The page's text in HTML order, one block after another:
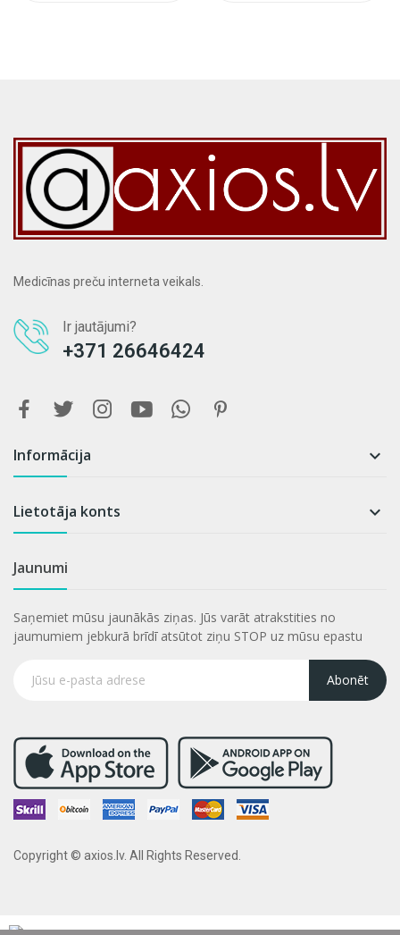
Medicīnas preču interneta veikals.
Ir jautājumi?
+371 26646424
Informācija 
Lietotāja konts 
Jaunumi
Saņemiet mūsu jaunākās ziņas. Jūs varāt atrakstities no
jaumumiem jebkurā brīdī atsūtot ziņu STOP uz mūsu epastu
Abonēt
Copyright © axios.lv. All Rights Reserved.